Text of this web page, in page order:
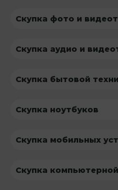
Скупка фото и
Скупка аудио и
Скупка бытовой
Скупка ноутбуков
Скупка мобильных
Скупка